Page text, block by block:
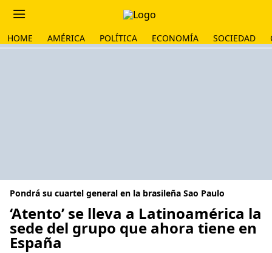
HOME AMÉRICA POLÍTICA ECONOMÍA SOCIEDAD
Pondrá su cuartel general en la brasileña Sao Paulo
‘Atento’ se lleva a Latinoamérica la
sede del grupo que ahora tiene en
España